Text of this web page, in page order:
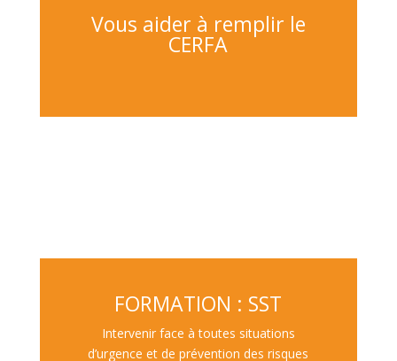
Vous aider à remplir le
CERFA
FORMATION : SST
Intervenir face à toutes situations
d’urgence et de prévention des risques